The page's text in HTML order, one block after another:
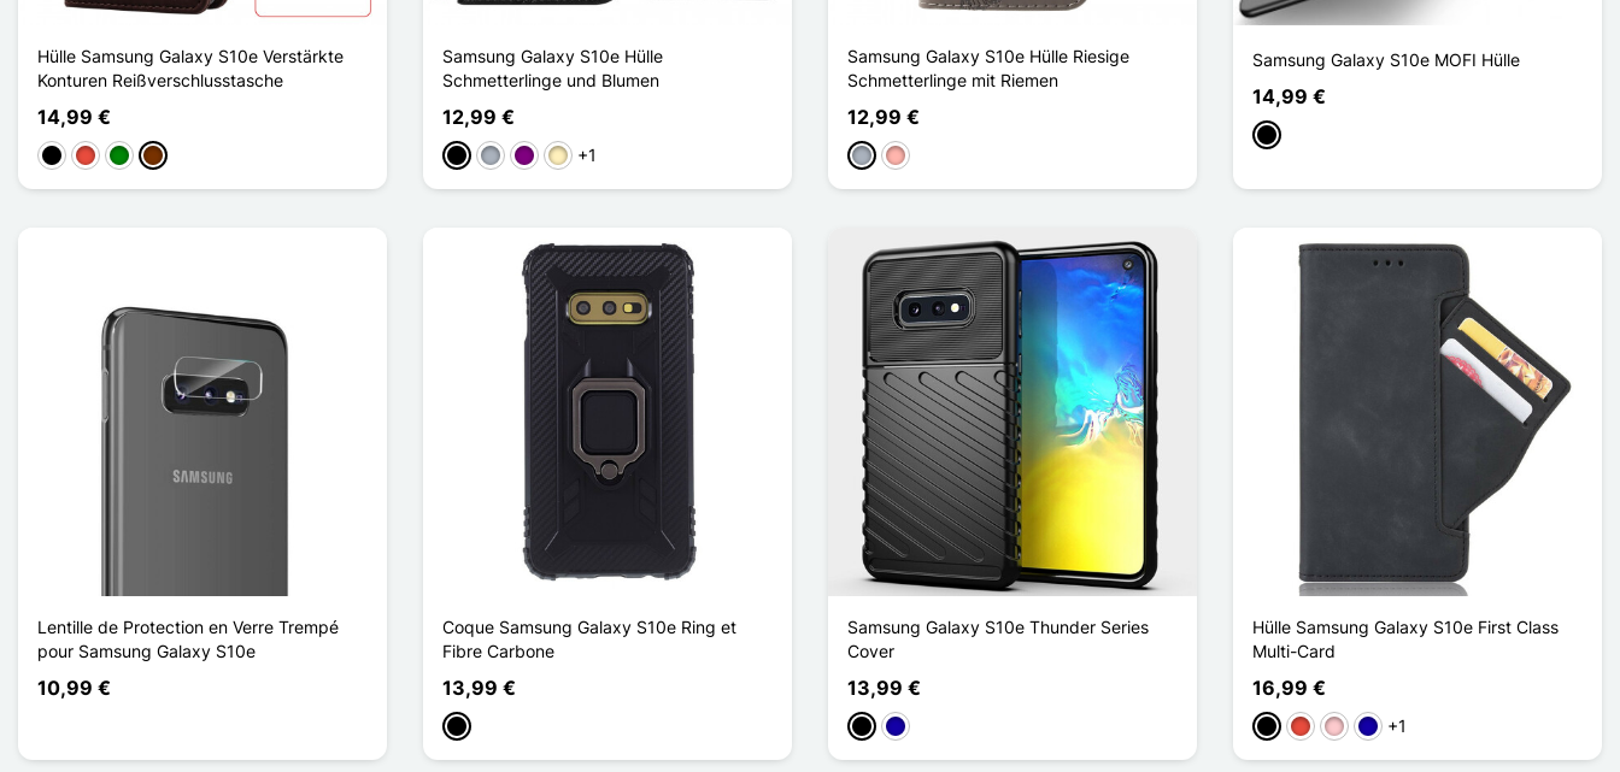
Hülle Samsung Galaxy S10e Verstärkte
Konturen Reißverschlusstasche
14,99 €
Schwarz
Rot GrünKaffee
Samsung Galaxy S10e Hülle
Schmetterlinge und Blumen
12,99 €
Schwarz
GrauViolettGolden
+1
Samsung Galaxy S10e Hülle Riesige
Schmetterlinge mit Riemen
12,99 €
GrauRoségold
Samsung Galaxy S10e MOFI Hülle
14,99 €
Schwarz
Lentille de Protection en Verre Trempé
pour Samsung Galaxy S10e
10,99 €
Coque Samsung Galaxy S10e Ring et
Fibre Carbone
13,99 €
Schwarz
Samsung Galaxy S10e Thunder Series
Cover
13,99 €
SchwarzDunkelblau
Hülle Samsung Galaxy S10e First Class
Multi-Card
16,99 €
Schwarz
Rot PinkDunkelblau
+1